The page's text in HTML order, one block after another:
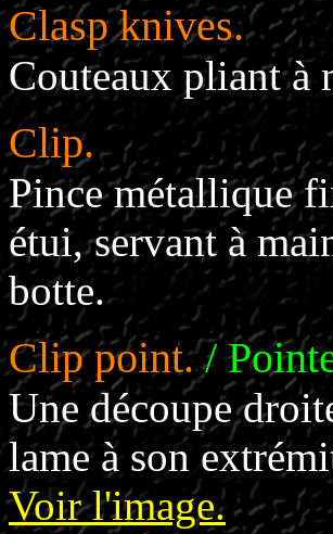
Clasp knives.
Couteaux pliant à
Clip.
Pince métallique
étui, servant à
botte.
Clip point. /
Une découpe
lame à son
Voir l'image.